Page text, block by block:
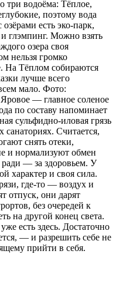
три водоёма: Тёплое,
поэтому вода
есть эко-парк,
глэмпинг. Можно взять
озера своя
нельзя громко
На Тёплом собираются
лучше всего
мало. Фото:
— главное соленое
по составу напоминает
сульфидно-иловая грязь
санаториях. Считается,
снять отеки,
и нормализуют обмен
ради — за здоровьем. У
характер и своя сила.
где-то — воздух и
отпуск, они дарят
без очередей к
на другой конец света.
есть здесь. Достаточно
— и разрешить себе не
прийти в себя.